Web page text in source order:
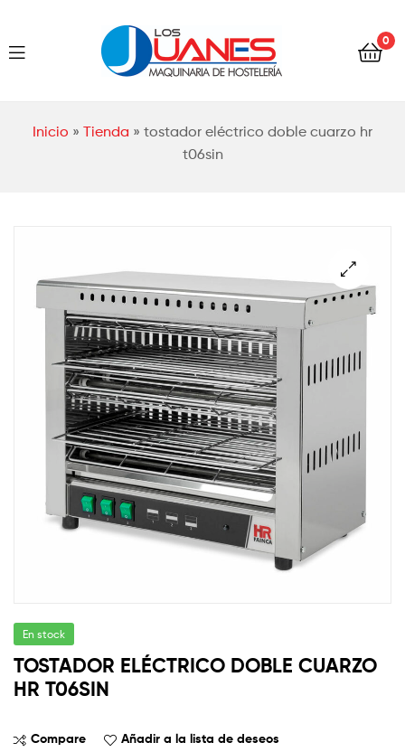
Los
0
Inicio » Tienda » tostador eléctrico doble cuarzo hr
t06sin
Los
En stock
TOSTADOR ELÉCTRICO DOBLE CUARZO
HR T06SIN
Compare Añadir a la lista de deseos